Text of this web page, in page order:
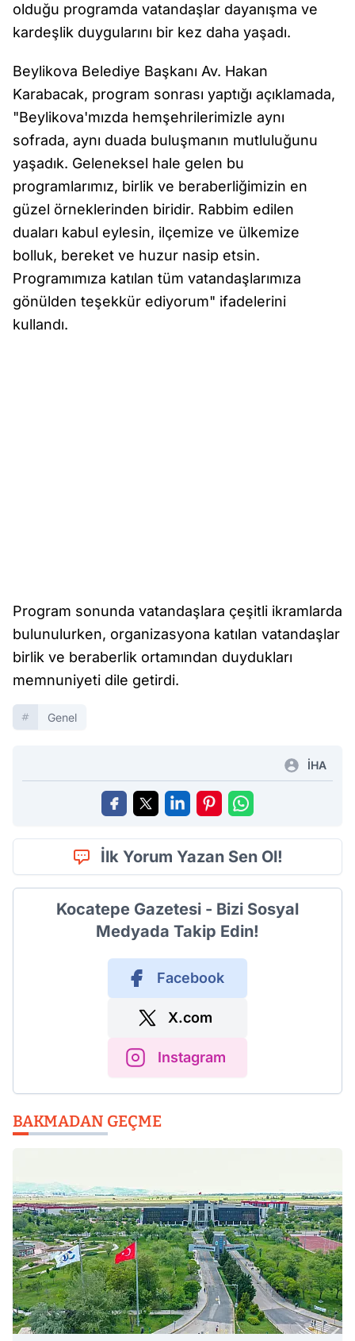
olduğu programda vatandaşlar dayanışma ve
kardeşlik duygularını bir kez daha yaşadı.
Beylikova Belediye Başkanı Av. Hakan
Karabacak, program sonrası yaptığı açıklamada,
"Beylikova'mızda hemşehrilerimizle aynı
sofrada, aynı duada buluşmanın mutluluğunu
yaşadık. Geleneksel hale gelen bu
programlarımız, birlik ve beraberliğimizin en
güzel örneklerinden biridir. Rabbim edilen
duaları kabul eylesin, ilçemize ve ülkemize
bolluk, bereket ve huzur nasip etsin.
Programımıza katılan tüm vatandaşlarımıza
gönülden teşekkür ediyorum" ifadelerini
kullandı.
Program sonunda vatandaşlara çeşitli ikramlarda
bulunulurken, organizasyona katılan vatandaşlar
birlik ve beraberlik ortamından duydukları
memnuniyeti dile getirdi.
Genel
İHA
İlk Yorum Yazan Sen Ol!
Kocatepe Gazetesi - Bizi Sosyal
Medyada Takip Edin!
Facebook
X.com
Instagram
BAKMADAN GEÇME